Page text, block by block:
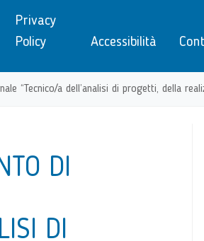
Privacy
Policy
Accessibilità
a dell’analisi di progetti, della
DI
DI